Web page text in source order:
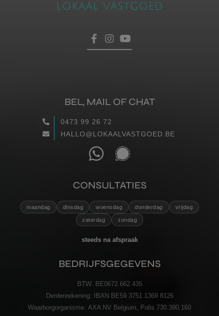
voor een afspraak
Laat hier uw gegevens achter, dan nemen wij zo
snel mogelijk contact met u op.
VERZENDEN
HOME
WAARGEMAAKT
RECENSIES
BEL, MAIL OF CHAT
0473 99 26 72
HALLO@LOKAALVASTGOED.BE
CONSULTATIES
maandag dinsdag woensdag donderdag vrijdag
zaterdag zondag
steeds na afspraak
BEDRIJFSGEGEVENS
BTW: BE0672.662.435
Derdenrekening:
IBAN BE59 3751 1369 8126
Waarborgorganisme: AXA NV Belgium, Polis 730.390.160